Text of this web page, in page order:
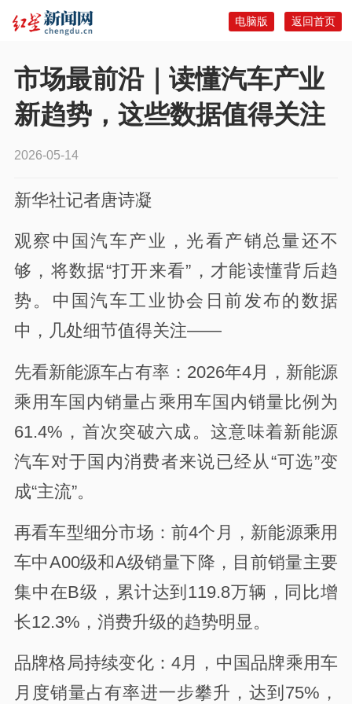
返回首页
电脑版
市场最前沿｜读懂汽车产业
新趋势，这些数据值得关注
2026-05-14
新华社记者唐诗凝
观察中国汽车产业，光看产销总量还不
够，将数据“打开来看”，才能读懂背后趋
势。中国汽车工业协会日前发布的数据
中，几处细节值得关注——
先看新能源车占有率：2026年4月，新能源
乘用车国内销量占乘用车国内销量比例为
61.4%，首次突破六成。这意味着新能源
汽车对于国内消费者来说已经从“可选”变
成“主流”。
再看车型细分市场：前4个月，新能源乘用
车中A00级和A级销量下降，目前销量主要
集中在B级，累计达到119.8万辆，同比增
长12.3%，消费升级的趋势明显。
品牌格局持续变化：4月，中国品牌乘用车
月度销量占有率进一步攀升，达到75%，